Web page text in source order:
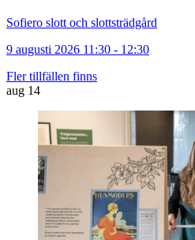
Sofiero slott och slottsträdgård
9 augusti 2026 11:30 - 12:30
Fler tillfällen finns
aug 14